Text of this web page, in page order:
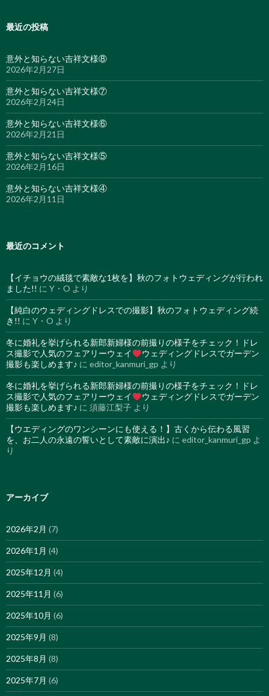
最近の投稿
意外と知らない吉祥文様⑧
2026年2月27日
意外と知らない吉祥文様⑦
2026年2月24日
意外と知らない吉祥文様⑥
2026年2月21日
意外と知らない吉祥文様⑤
2026年2月16日
意外と知らない吉祥文様④
2026年2月11日
最近のコメント
【イチョウの絨毯で素敵な1枚を】秋のフォトウェディングが行われ
ました!! に Y・O より
【純白のウェディングドレスでの撮影】秋のフォトウェディング続
き!! に Y・O より
冬に婚礼を挙げられる新郎新婦様の前撮りの様子をチェック！ドレ
ス撮影で人気のフェアリーウェイ
ウェディングドレスでガーデン
撮影も楽しめます♪ に editor_kanmuri_gp より
冬に婚礼を挙げられる新郎新婦様の前撮りの様子をチェック！ドレ
ス撮影で人気のフェアリーウェイ
ウェディングドレスでガーデン
撮影も楽しめます♪ に 須藤江梨子 より
【ウエディングのワンシーンにも使える！】古くから伝わる風習
を、お二人の永遠の誓いとして素敵に演出♪ に editor_kanmuri_gp よ
り
アーカイブ
2026年2月 (7)
2026年1月 (4)
2025年12月 (4)
2025年11月 (6)
2025年10月 (6)
2025年9月 (8)
2025年8月 (8)
2025年7月 (6)